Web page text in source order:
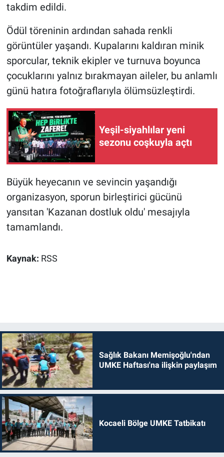
takdim edildi.
Ödül töreninin ardından sahada renkli
görüntüler yaşandı. Kupalarını kaldıran minik
sporcular, teknik ekipler ve turnuva boyunca
çocuklarını yalnız bırakmayan aileler, bu anlamlı
günü hatıra fotoğraflarıyla ölümsüzleştirdi.
Yeşil-siyahlılar yeni
sezonu coşkuyla açtı
Büyük heyecanın ve sevincin yaşandığı
organizasyon, sporun birleştirici gücünü
yansıtan 'Kazanan dostluk oldu' mesajıyla
tamamlandı.
Kaynak: RSS
Sağlık Bakanı Memişoğlu'ndan
UMKE Haftası'na ilişkin paylaşım
Kocaeli Bölge UMKE Tatbikatı